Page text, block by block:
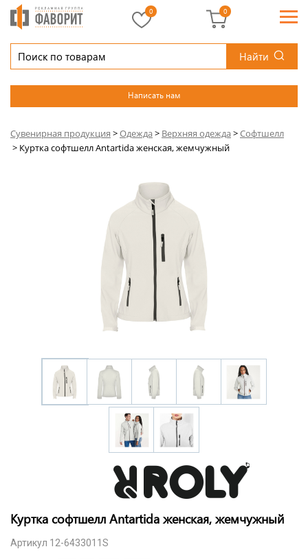
Найти
Написать нам
0 0
Сувенирная продукция >Одежда> Верхняя одежда>Софтшелл
> Куртка софтшелл Antartida женская, жемчужный
Куртка софтшелл Antartida женская, жемчужный
Артикул 12-6433011S